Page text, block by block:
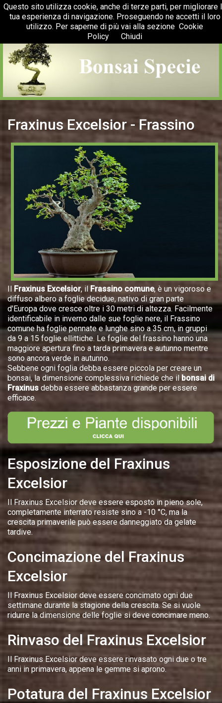
Menu
Fraxinus Excelsior - Frassino
Il Fraxinus Excelsior, il Frassino comune, è un vigoroso e
diffuso albero a foglie decidue, nativo di gran parte
d'Europa dove cresce oltre i 30 metri di altezza. Facilmente
identificabile in inverno dalle sue foglie nere, il Frassino
comune ha foglie pennate e lunghe sino a 35 cm, in gruppi
da 9 a 15 foglie ellittiche. Le foglie del frassino hanno una
maggiore apertura fino a tarda primavera e autunno mentre
sono ancora verde in autunno.
Sebbene ogni foglia debba essere piccola per creare un
bonsai, la dimensione complessiva richiede che il bonsai di
Fraxinus debba essere abbastanza grande per essere
efficace.
Esposizione del Fraxinus
Excelsior
Il Fraxinus Excelsior deve essere esposto in pieno sole,
completamente interrato resiste sino a -10 °C, ma la
crescita primaverile può essere danneggiato da gelate
tardive.
Concimazione del Fraxinus
Excelsior
Il Fraxinus Excelsior deve essere concimato ogni due
settimane durante la stagione della crescita. Se si vuole
ridurre la dimensione delle foglie si deve concimare meno.
Rinvaso del Fraxinus Excelsior
Il Fraxinus Excelsior deve essere rinvasato ogni due o tre
anni in primavera, appena le gemme si aprono.
Potatura del Fraxinus Excelsior
Questo sito utilizza cookie, anche di terze parti, per migliorare
tua esperienza di navigazione. Proseguendo ne accetti il loro
utilizzo. Per saperne di più vai alla sezione Cookie
Policy
Chiudi